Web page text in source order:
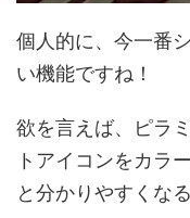
個人的に、今一番
い機能ですね！
欲を言えば、ピラ
トアイコンをカラ
と分かりやすくな